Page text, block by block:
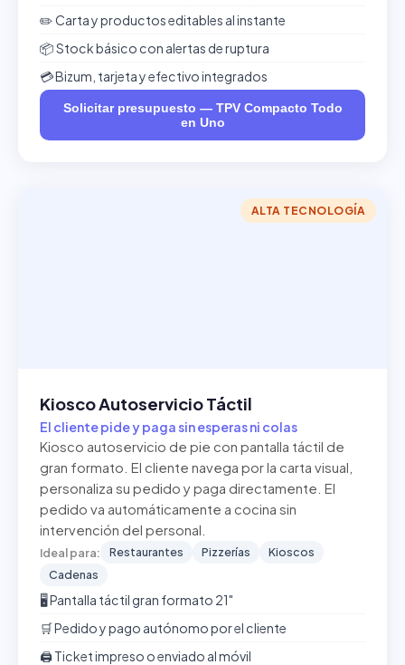
✏️ Carta y productos editables al instante
📦 Stock básico con alertas de ruptura
💳 Bizum, tarjeta y efectivo integrados
Solicitar presupuesto — TPV Compacto Todo
en Uno
ALTA TECNOLOGÍA
Kiosco Autoservicio Táctil
El cliente pide y paga sin esperas ni colas
Kiosco autoservicio de pie con pantalla táctil de
gran formato. El cliente navega por la carta visual,
personaliza su pedido y paga directamente. El
pedido va automáticamente a cocina sin
intervención del personal.
Ideal para: Restaurantes Pizzerías
Kioscos
Cadenas
🖥️ Pantalla táctil gran formato 21"
🛒 Pedido y pago autónomo por el cliente
🖨️ Ticket impreso o enviado al móvil